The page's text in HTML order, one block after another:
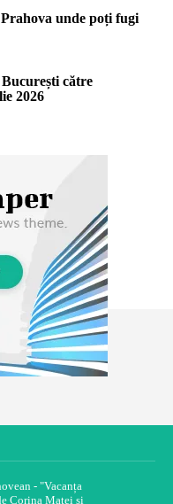
unde poți fugi
către
2026
- "Vacanța
Corina Matei și